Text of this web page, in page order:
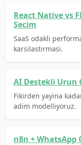
React Native vs
Secim
SaaS odakli
karsilastirmasi.
AI Destekli Urun
Fikirden yayina
adim modelliyoruz.
n8n +